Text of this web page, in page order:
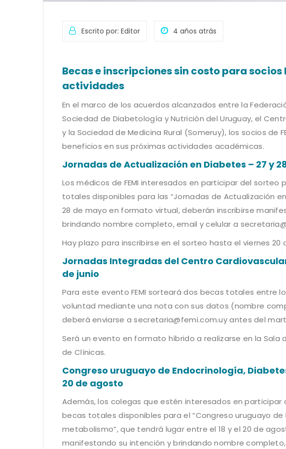
Escrito por: Editor 4 años atrás
Becas e inscripciones sin costo para socios
actividades
En el marco de los acuerdos alcanzados entre la
Sociedad de Diabetología y Nutrición del Uruguay, el
y la Sociedad de Medicina Rural (Someruy), los socios de
beneficios en sus próximas actividades académicas.
Jornadas de Actualización en Diabetes – 27 y
Los médicos de FEMI interesados en participar del sorteo
totales disponibles para las “Jornadas de Actualización
28 de mayo en formato virtual, deberán inscribirse
brindando nombre completo, email y celular a
Hay plazo para inscribirse en el sorteo hasta el viernes 20
Jornadas Integradas del Centro
de junio
Para este evento FEMI sorteará dos becas totales entre
voluntad mediante una nota con sus datos (nombre
deberá enviarse asecretaria@femi.com.uyantes del
Será un evento en formato híbrido a realizarse en la Sala
de Clínicas.
Congreso uruguayo de Endocrinología,
20 de agosto
Además, los colegas que estén interesados en participar
becas totales disponibles para el “Congreso uruguayo de
metabolismo”, que tendrá lugar entre el 18 y el 20 de
manifestando su intención y brindando nombre